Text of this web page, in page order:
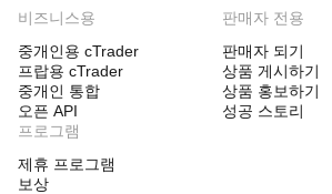
비즈니스용
중개인용 cTrader
프랍용 cTrader
중개인 통합
오픈 API
판매자 전용
판매자 되기
상품 게시하기
상품 홍보하기
성공 스토리
프로그램
제휴 프로그램
보상